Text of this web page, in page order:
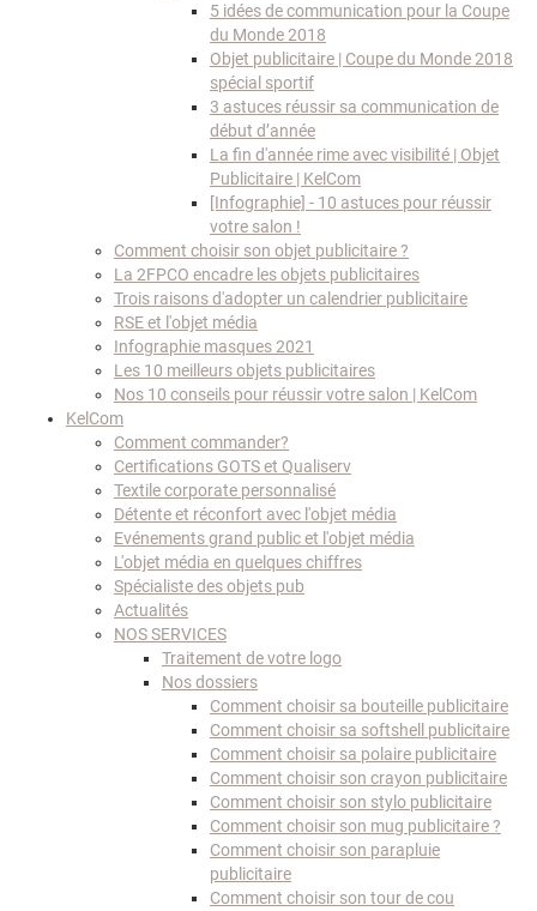
5 idées de communication pour la Coupe
du Monde 2018
Objet publicitaire | Coupe du Monde 2018
spécial sportif
3 astuces réussir sa communication de
début d’année
La fin d'année rime avec visibilité | Objet
Publicitaire | KelCom
[Infographie] - 10 astuces pour réussir
votre salon !
Comment choisir son objet publicitaire ?
La 2FPCO encadre les objets publicitaires
Trois raisons d'adopter un calendrier publicitaire
RSE et l'objet média
Infographie masques 2021
Les 10 meilleurs objets publicitaires
Nos 10 conseils pour réussir votre salon | KelCom
KelCom
Comment commander?
Certifications GOTS et Qualiserv
Textile corporate personnalisé
Détente et réconfort avec l'objet média
Evénements grand public et l'objet média
L'objet média en quelques chiffres
Spécialiste des objets pub
Actualités
NOS SERVICES
Traitement de votre logo
Nos dossiers
Comment choisir sa bouteille publicitaire
Comment choisir sa softshell publicitaire
Comment choisir sa polaire publicitaire
Comment choisir son crayon publicitaire
Comment choisir son stylo publicitaire
Comment choisir son mug publicitaire ?
Comment choisir son parapluie
publicitaire
Comment choisir son tour de cou